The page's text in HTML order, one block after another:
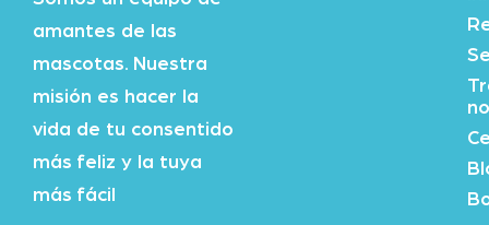
amantes de las
mascotas. Nuestra
misión es hacer la
vida de tu consentido
más feliz y la tuya
más fácil